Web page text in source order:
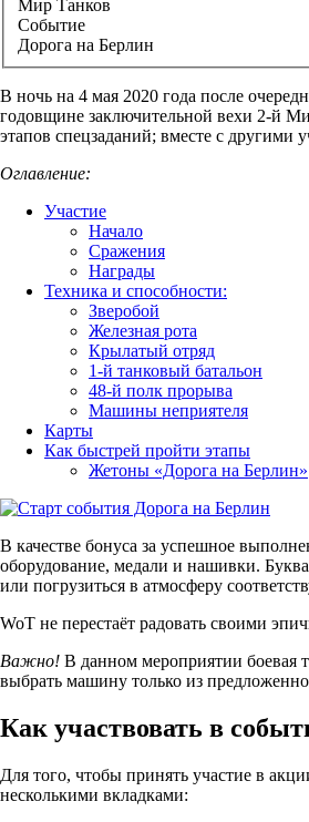
Мир Танков
Событие
Дорога на Берлин
В ночь на 4 мая 2020 года после
годовщине заключительной вехи 2-й
этапов спецзаданий; вместе с другими
Оглавление:
Участие
Начало
Сражения
Награды
Техника и способности:
Зверобой
Железная рота
Крылатый отряд
1-й танковый батальон
48-й полк прорыва
Машины неприятеля
Карты
Как быстрей пройти этапы
Жетоны «Дорога на Берлин»
В качестве бонуса за успешное
оборудование, медали и нашивки.
или погрузиться в атмосферу
WoT не перестаёт радовать своими
Важно! В данном мероприятии боевая
выбрать машину только из
Как участвовать в
Для того, чтобы принять участие в
несколькими вкладками: